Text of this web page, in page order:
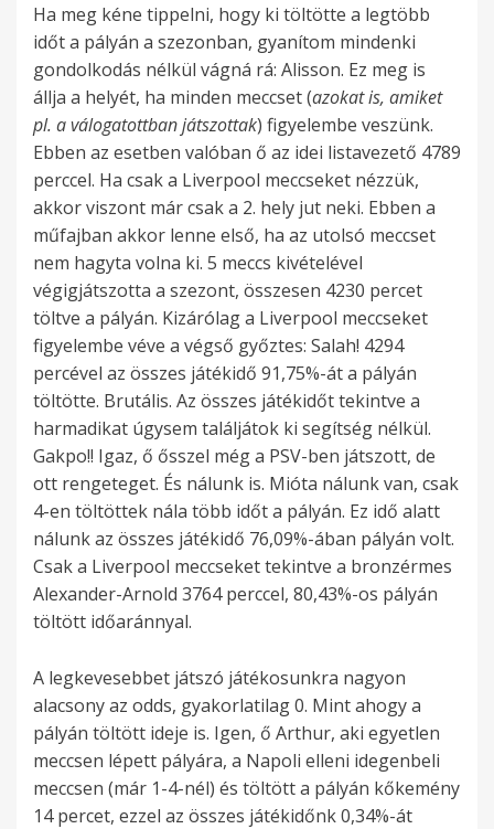
Ha meg kéne tippelni, hogy ki töltötte a legtöbb
időt a pályán a szezonban, gyanítom mindenki
gondolkodás nélkül vágná rá: Alisson. Ez meg is
állja a helyét, ha minden meccset (azokat is, amiket
pl. a válogatottban játszottak) figyelembe veszünk.
Ebben az esetben valóban ő az idei listavezető 4789
perccel. Ha csak a Liverpool meccseket nézzük,
akkor viszont már csak a 2. hely jut neki. Ebben a
műfajban akkor lenne első, ha az utolsó meccset
nem hagyta volna ki. 5 meccs kivételével
végigjátszotta a szezont, összesen 4230 percet
töltve a pályán. Kizárólag a Liverpool meccseket
figyelembe véve a végső győztes: Salah! 4294
percével az összes játékidő 91,75%-át a pályán
töltötte. Brutális. Az összes játékidőt tekintve a
harmadikat úgysem találjátok ki segítség nélkül.
Gakpo!! Igaz, ő ősszel még a PSV-ben játszott, de
ott rengeteget. És nálunk is. Mióta nálunk van, csak
4-en töltöttek nála több időt a pályán. Ez idő alatt
nálunk az összes játékidő 76,09%-ában pályán volt.
Csak a Liverpool meccseket tekintve a bronzérmes
Alexander-Arnold 3764 perccel, 80,43%-os pályán
töltött időaránnyal.
A legkevesebbet játszó játékosunkra nagyon
alacsony az odds, gyakorlatilag 0. Mint ahogy a
pályán töltött ideje is. Igen, ő Arthur, aki egyetlen
meccsen lépett pályára, a Napoli elleni idegenbeli
meccsen (már 1-4-nél) és töltött a pályán kőkemény
14 percet, ezzel az összes játékidőnk 0,34%-át